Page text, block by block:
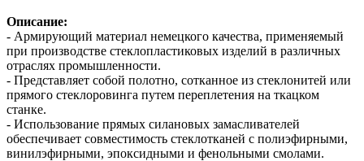
Описание:
- Армирующий материал немецкого качества, применяемый
при производстве стеклопластиковых изделий в различных
отраслях промышленности.
- Представляет собой полотно, сотканное из стеклонитей или
прямого стеклоровинга путем переплетения на ткацком
станке.
- Использование прямых силановых замасливателей
обеспечивает совместимость стеклотканей с полиэфирными,
винилэфирными, эпоксидными и фенольными смолами.